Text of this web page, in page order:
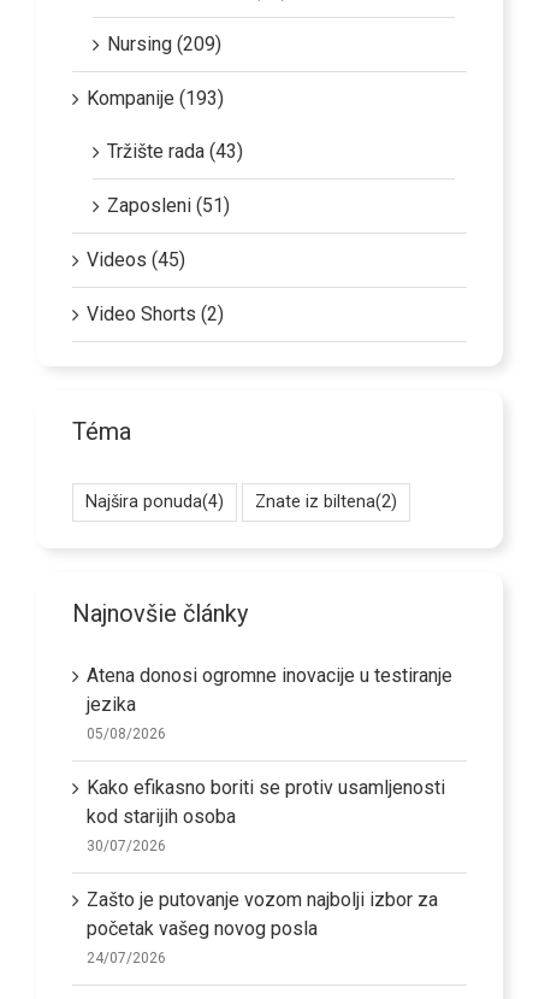
Nursing (209)
Kompanije (193)
Tržište rada (43)
Zaposleni (51)
Videos (45)
Video Shorts (2)
Téma
Najšira ponuda(4) Znate iz biltena(2)
Najnovšie články
Atena donosi ogromne inovacije u testiranje
jezika
05/08/2026
Kako efikasno boriti se protiv usamljenosti
kod starijih osoba
30/07/2026
Zašto je putovanje vozom najbolji izbor za
početak vašeg novog posla
24/07/2026